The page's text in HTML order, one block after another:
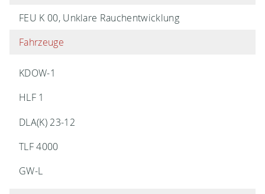
FEU K 00, Unklare Rauchentwicklung
Fahrzeuge
KDOW-1
HLF 1
DLA(K) 23-12
TLF 4000
GW-L